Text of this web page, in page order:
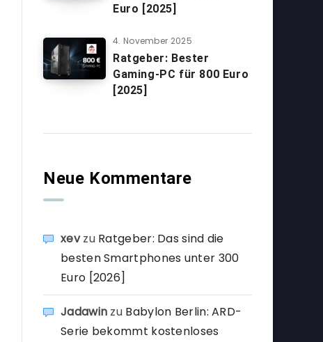
Euro [2025]
4. November 2025
Ratgeber: Bester
Gaming-PC für 800 Euro
[2025]
Neue Kommentare
xevzu Ratgeber: Das sind die
besten Smartphones unter 300
Euro [2026]
Jadawin zu Babylon Berlin: ARD-
Serie bekommt kostenloses